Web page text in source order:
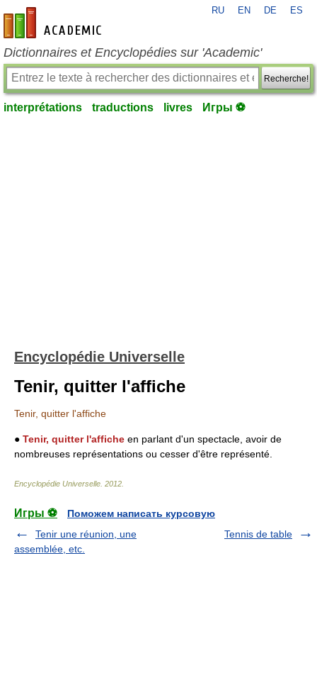
fr-academic.com
RU EN DE ES
Dictionnaires et Encyclopédies sur 'Academic'
Recherche!
interprétations traductions livres Игры ⚽
Encyclopédie Universelle
Tenir, quitter l'affiche
Tenir, quitter l'affiche
● Tenir, quitter l'affiche en parlant d'un spectacle, avoir de
nombreuses représentations ou cesser d'être représenté.
Encyclopédie Universelle 2012
Игры ⚽
Поможем написать курсовую
Tenir une réunion, une
assemblée, etc.
Tennis de table